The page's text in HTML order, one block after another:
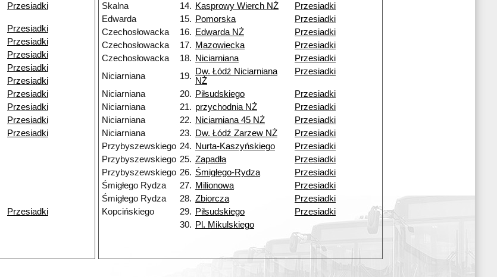
Przesiadki
Przesiadki
Przesiadki
Przesiadki
Przesiadki
Przesiadki
Przesiadki
Przesiadki
Przesiadki
Przesiadki
Przesiadki
Skalna
14. Kasprowy Wierch NŻ
Przesiadki
Edwarda
15. Pomorska
Przesiadki
Czechosłowacka
16. Edwarda NŻ
Przesiadki
Czechosłowacka
17. Mazowiecka
Przesiadki
Czechosłowacka
18. Niciarniana
Przesiadki
Niciarniana
19. Dw. Łódź Niciarniana
NŻ
Przesiadki
Niciarniana 20. Piłsudskiego
Przesiadki
Niciarniana
21. przychodnia NŻ
Przesiadki
Niciarniana
22. Niciarniana 45 NŻ
Przesiadki
Niciarniana
23. Dw. Łódź Zarzew NŻ
Przesiadki
Przybyszewskiego 24. Nurta-Kaszyńskiego
Przesiadki
Przybyszewskiego 25. Zapadła
Przesiadki
Przybyszewskiego 26. Śmigłego-Rydza
Przesiadki
Śmigłego Rydza
27. Milionowa
Przesiadki
Śmigłego Rydza
28. Zbiorcza
Przesiadki
Kopcińskiego
29. Piłsudskiego
Przesiadki
30. Pl. Mikulskiego